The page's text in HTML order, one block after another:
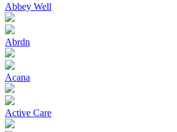
Abbey Well
Abrdn
Acana
Active Care